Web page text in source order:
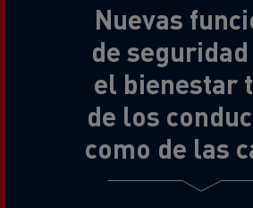
Nuevas
de
el bienestar
de los
como de las